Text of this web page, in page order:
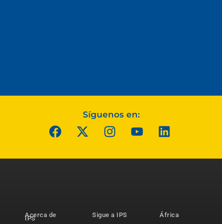
Síguenos en:
Acerca de
IPS
Sigue a IPS
África